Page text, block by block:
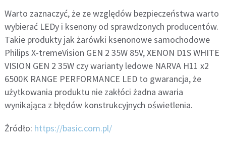
Warto zaznaczyć, że ze względów bezpieczeństwa warto
wybierać LEDy i ksenony od sprawdzonych producentów.
Takie produkty jak żarówki ksenonowe samochodowe
Philips X-tremeVision GEN 2 35W 85V, XENON D1S WHITE
VISION GEN 2 35W czy warianty ledowe NARVA H11 x2
6500K RANGE PERFORMANCE LED to gwarancja, że
użytkowania produktu nie zakłóci żadna awaria
wynikająca z błędów konstrukcyjnych oświetlenia.
Źródło: https://basic.com.pl/